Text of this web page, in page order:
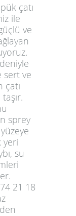
çatı
ile
ve
sert ve
çatı
sprey
yeri
su
21 18